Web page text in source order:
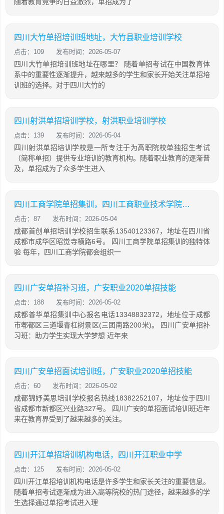
四川大竹单招培训班地址，大竹县职业培训学校
点击：109 发布时间：2026-05-07
四川大竹单招培训班地址在哪里？ 随着单招考试在中国教育体
系中的重要性逐渐提升，越来越多的学生和家长开始关注单招培
训班的选择。对于四川大竹的
四川射洪单招培训学校，射洪职业培训学校
点击：139 发布时间：2026-05-04
四川射洪单招培训学校是一所专注于为高职院校单独招生考试
（简称单招）提供专业培训的教育机构。随着职业教育的逐渐普
及，单招成为了众多学生进入
四川工商学院单招集训，四川工商职业技术学院2021单招考试大纲
点击：87 发布时间：2026-05-04
成都首创单招培训学校招生联系13540123367，地址在四川省
成都市成华区昭觉寺横路6号。 四川工商学院单招集训的独特体
验 每年，四川工商学院都会组织一
四川广安单招补习班，广安职业2020单招技能
点击：188 发布时间：2026-05-02
成都普华单招集训中心报名电话13348832372，地址位于成都
市郫都区三道堰青杠树景区(三团南路200米)。 四川广安单招补
习班：助力学生实现大学梦想 近年来
四川广安单招面试培训班，广安职业2020单招技能
点击：60 发布时间：2026-05-02
成都锦妤美思培训学校报名热线18382252107，地址位于四川
省成都市新都区兴业路327号。 四川广安的单招面试培训班近年
来在教育界受到了越来越多的关注。
四川开江单招培训机构电话，四川开江职业中学
点击：125 发布时间：2026-05-02
四川开江单招培训机构电话是许多学生和家长关注的重要信息。
随着单招考试逐渐成为进入高等院校的热门途径，越来越多的学
生选择通过单招考试进入理